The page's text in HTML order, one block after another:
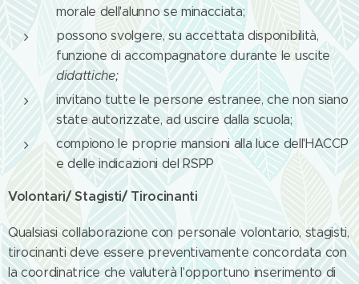
morale dell'alunno se minacciata;
possono svolgere, su accettata disponibilità,
funzione di accompagnatore durante le uscite
didattiche;
invitano tutte le persone estranee, che non siano
state autorizzate, ad uscire dalla scuola;
compiono le proprie mansioni alla luce dell'HACCP
e delle indicazioni del RSPP
Volontari/ Stagisti/ Tirocinanti
Qualsiasi collaborazione con personale volontario, stagisti,
tirocinanti deve essere preventivamente concordata con
la coordinatrice che valuterà l'opportuno inserimento di